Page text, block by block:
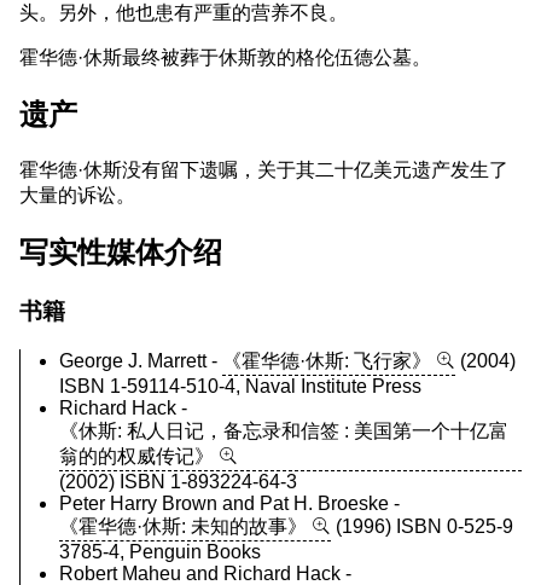
头。另外，他也患有严重的营养不良。
霍华德·休斯最终被葬于休斯敦的格伦伍德公墓。
遗产
霍华德·休斯没有留下遗嘱，关于其二十亿美元遗产发生了
大量的诉讼。
写实性媒体介绍
书籍
George J. Marrett - 《霍华德·休斯: 飞行家》
(2004)
ISBN 1-59114-510-4, Naval Institute Press
Richard Hack -
《休斯: 私人日记，备忘录和信签 : 美国第一个十亿富
翁的的权威传记》
(2002) ISBN 1-893224-64-3
Peter Harry Brown and Pat H. Broeske -
《霍华德·休斯: 未知的故事》
(1996) ISBN 0-525-9
3785-4, Penguin Books
Robert Maheu and Richard Hack -